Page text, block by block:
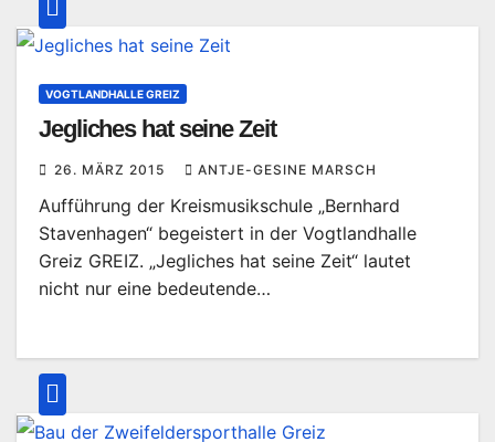
VOGTLANDHALLE GREIZ
Jegliches hat seine Zeit
26. MÄRZ 2015 ANTJE-GESINE MARSCH
Aufführung der Kreismusikschule „Bernhard
Stavenhagen“ begeistert in der Vogtlandhalle
Greiz GREIZ. „Jegliches hat seine Zeit“ lautet
nicht nur eine bedeutende…